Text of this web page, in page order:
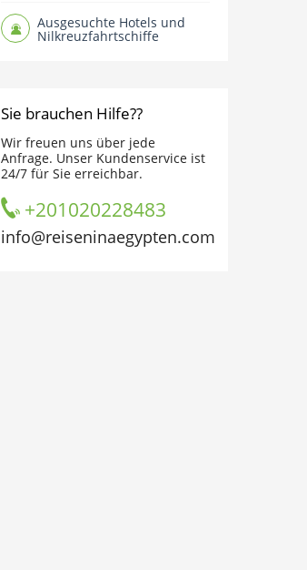
Ausgesuchte Hotels und
Nilkreuzfahrtschiffe
Sie brauchen Hilfe??
Wir freuen uns über jede
Anfrage. Unser Kundenservice ist
24/7 für Sie erreichbar.
+201020228483
info@reiseninaegypten.com